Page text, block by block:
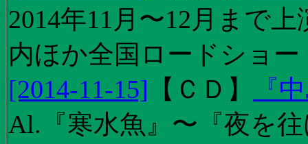
2014年11月〜12月まで
内ほか全国ロードショー
[2014-11-15] 【 ＣＤ 】
『
Al.『寒水魚』〜『夜を